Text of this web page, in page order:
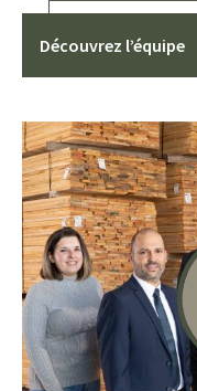
Découvrez l’équipe